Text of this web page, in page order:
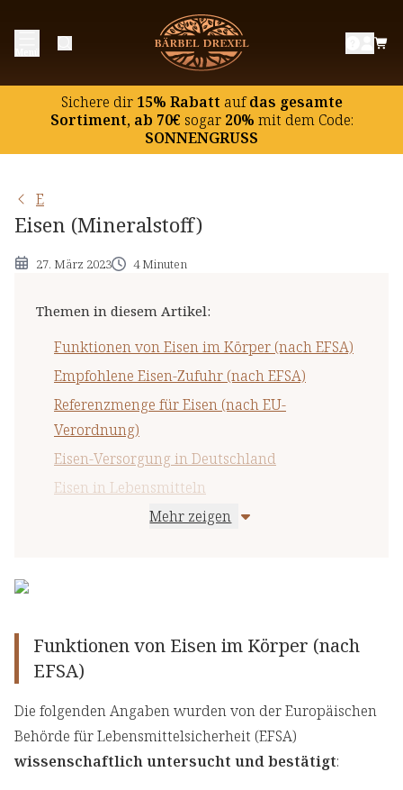
Sichere dir15% Rabatt aufdas gesamte
Sortiment, ab 70€ sogar20% mit dem Code:
SONNENGRUSS
E
Eisen (Mineralstoff)
27. März 2023 4 Minuten
Themen in diesem Artikel:
Funktionen von Eisen im Körper (nach EFSA)
Empfohlene Eisen-Zufuhr (nach EFSA)
Referenzmenge für Eisen (nach EU-
Verordnung)
Eisen-Versorgung in Deutschland
Eisen in Lebensmitteln
Maximaler Eisen-Gehalt in
Mehr zeigen
Funktionen von Eisen im Körper (nach EFSA)
Empfohlene Eisen-Zufuhr (nach EFSA)
Referenzmenge für Eisen (nach EU-Verordnung)
Eisen-Versorgung in Deutschland
Eisen in Lebensmitteln
Nahrungsergänzungsmitteln (nach BfR)
Wichtige Hinweise
Funktionen von Eisen im Körper (nach
EFSA)
Die folgenden Angaben wurden von der Europäischen
Behörde für Lebensmittelsicherheit (EFSA)
wissenschaftlich untersucht und bestätigt: